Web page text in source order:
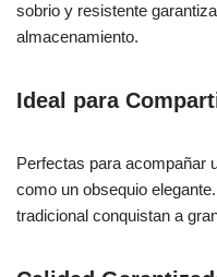
sobrio y resistente
almacenamiento.
Ideal para
Perfectas para acompañar
como un obsequio
tradicional conquistan a